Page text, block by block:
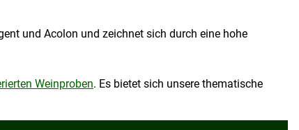
und Acolon und zeichnet sich durch eine hohe
Weinproben. Es bietet sich unsere thematische